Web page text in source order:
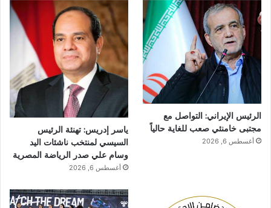
الرئيس الإيراني: التواصل مع
مجتبى خامنئي صعب للغاية حالياً
أغسطس 6, 2026
ياسر إدريس: تهنئة الرئيس
السيسي لمنتخب ناشئات اليد
وسام علي صدر الرياضة المصرية
أغسطس 6, 2026